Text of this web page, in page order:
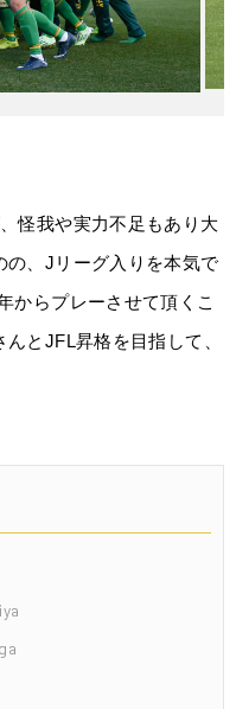
怪我や実力不足もあり大
の、Jリーグ入りを本気で
からプレーさせて頂くこ
とJFL昇格を目指して、